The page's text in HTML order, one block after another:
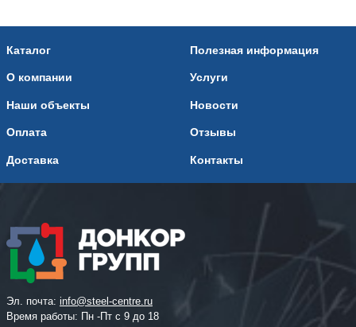
Каталог
О компании
Наши объекты
Оплата
Доставка
Полезная информация
Услуги
Новости
Отзывы
Контакты
Эл. почта: info@steel-centre.ru
Время работы: Пн -Пт с 9 до 18